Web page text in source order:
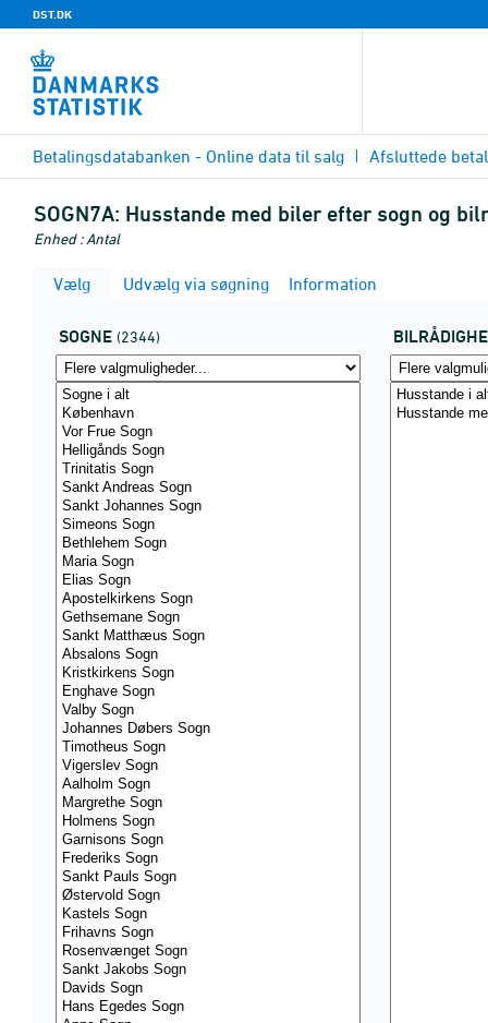
DST.DK
Betalingsdatabanken - Online data til salg Afsluttede
SOGN7A: Husstande med biler efter sogn og
Enhed : Antal
Vælg Udvælg via søgning Information
SOGNE (2344)